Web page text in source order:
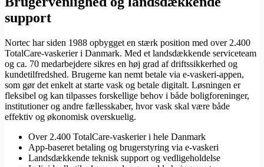
support
Nortec har siden 1988 opbygget en stærk position med over 2.400
TotalCare-vaskerier i Danmark. Med et landsdækkende serviceteam
og ca. 70 medarbejdere sikres en høj grad af driftssikkerhed og
kundetilfredshed. Brugerne kan nemt betale via e-vaskeri-appen,
som gør det enkelt at starte vask og betale digitalt. Løsningen er
fleksibel og kan tilpasses forskellige behov i både boligforeninger,
institutioner og andre fællesskaber, hvor vask skal være både
effektiv og økonomisk overskuelig.
Over 2.400 TotalCare-vaskerier i hele Danmark
App-baseret betaling og brugerstyring via e-vaskeri
Landsdækkende teknisk support og vedligeholdelse